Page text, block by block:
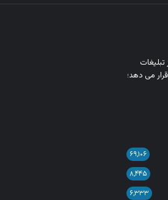
می‌ دهد؛
۶۹,۱۰۶
۸,۴۴۵
۶,۳۳۳